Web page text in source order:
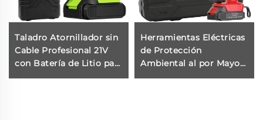
Taladro Atornillador sin
Cable Profesional 21V
con Batería de Litio para
Atornillador, Máquina de
Herramientas Eléctricas
de Protección
Ambiental al por Mayor
- Sierra Eléctrica Mini